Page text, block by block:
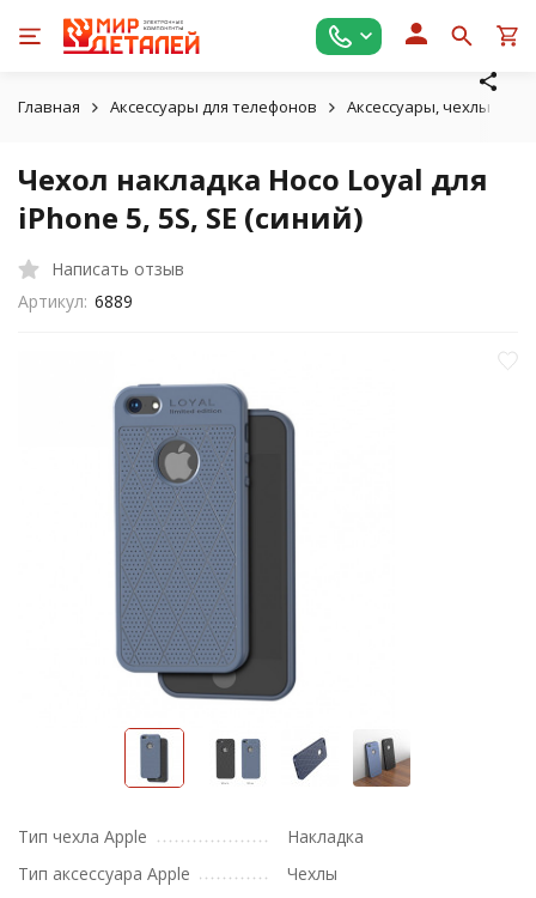
Главная Аксессуары для телефонов Аксессуары, чехлы для
Чехол накладка Hoco Loyal для
iPhone 5, 5S, SE (синий)
Написать отзыв
Артикул: 6889
Тип чехла Apple
Накладка
Тип аксессуара Apple
Чехлы